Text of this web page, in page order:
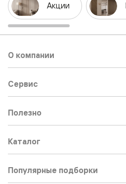
Акции
О компании
Сервис
Полезно
Каталог
Популярные подборки